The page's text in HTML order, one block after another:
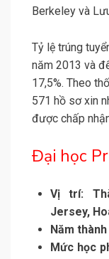
Berkeley và
Tỷ lệ trúng
năm 2013 và
17,5%. Theo
571 hồ sơ xin
được chấp
Đại học
Vị trí:
Jersey,
Năm
Mức học